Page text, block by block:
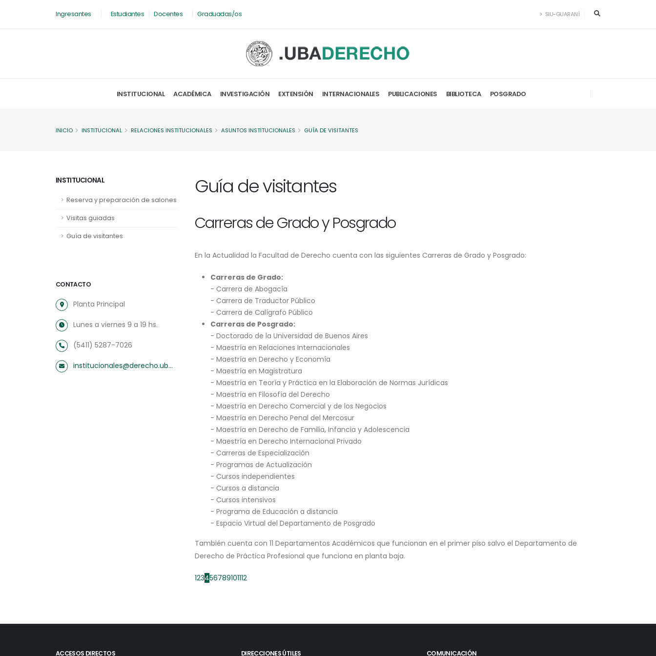
Ingresantes Estudiantes Docentes Graduadas/os SIU-GUARANÍ
INSTITUCIONAL ACADÉMICA INVESTIGACIÓN EXTENSIÓN INTERNACIONALES PUBLICACIONES BIBLIOTECA POSGRADO
INICIO INSTITUCIONAL RELACIONES INSTITUCIONALES ASUNTOS INSTITUCIONALES GUÍA DE VISITANTES
INSTITUCIONAL
Reserva y preparación de salones
Visitas guiadas
Guía de visitantes
CONTACTO
Planta Principal
Lunes a viernes 9 a 19 hs.
(5411) 5287-7026
institucionales@derecho.uba.ar
Guía de visitantes
Carreras de Grado y Posgrado
En la Actualidad la Facultad de Derecho cuenta con las siguientes Carreras de Grado y Posgrado:
Carreras de Grado:
- Carrera de Abogacía
- Carrera de Traductor Público
- Carrera de Calígrafo Público
Carreras de Posgrado:
- Doctorado de la Universidad de Buenos Aires
- Maestría en Relaciones Internacionales
- Maestría en Derecho y Economía
- Maestría en Magistratura
- Maestría en Teoría y Práctica en la Elaboración de Normas Jurídicas
- Maestría en Filosofía del Derecho
- Maestría en Derecho Comercial y de los Negocios
- Maestría en Derecho Penal del Mercosur
- Maestría en Derecho de Familia, Infancia y Adolescencia
- Maestría en Derecho Internacional Privado
- Carreras de Especialización
- Programas de Actualización
- Cursos independientes
- Cursos a distancia
- Cursos intensivos
- Programa de Educación a distancia
- Espacio Virtual del Departamento de Posgrado
También cuenta con 11 Departamentos Académicos que funcionan en el primer piso salvo el Departamento de
Derecho de Práctica Profesional que funciona en planta baja.
123456789101112
ACCESOS DIRECTOS DIRECCIONES ÚTILES COMUNICACIÓN